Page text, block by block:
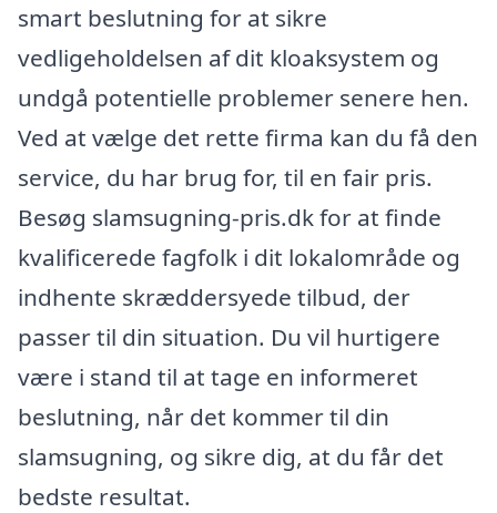
smart beslutning for at sikre
vedligeholdelsen af dit kloaksystem og
undgå potentielle problemer senere hen.
Ved at vælge det rette firma kan du få den
service, du har brug for, til en fair pris.
Besøg slamsugning-pris.dk for at finde
kvalificerede fagfolk i dit lokalområde og
indhente skræddersyede tilbud, der
passer til din situation. Du vil hurtigere
være i stand til at tage en informeret
beslutning, når det kommer til din
slamsugning, og sikre dig, at du får det
bedste resultat.